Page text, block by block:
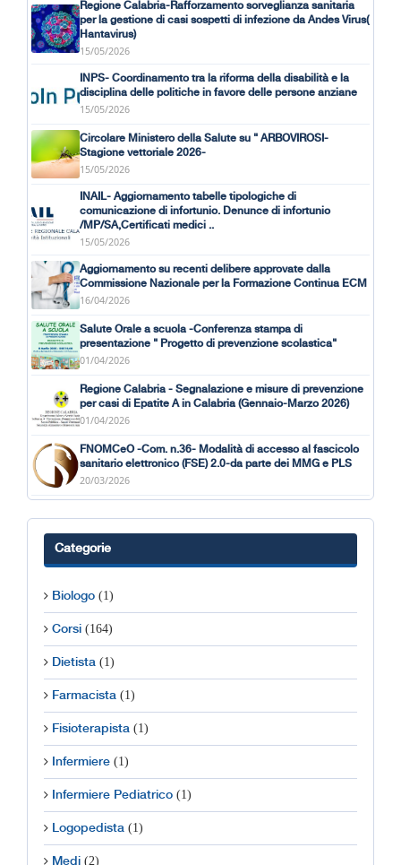
Regione Calabria-Rafforzamento sorveglianza sanitaria
per la gestione di casi sospetti di infezione da Andes Virus(
Hantavirus)
15/05/2026
INPS- Coordinamento tra la riforma della disabilità e la
disciplina delle politiche in favore delle persone anziane
15/05/2026
Circolare Ministero della Salute su " ARBOVIROSI-
Stagione vettoriale 2026-
15/05/2026
INAIL- Aggiornamento tabelle tipologiche di
comunicazione di infortunio. Denunce di infortunio
/MP/SA,Certificati medici ..
15/05/2026
Aggiornamento su recenti delibere approvate dalla
Commissione Nazionale per la Formazione Continua ECM
16/04/2026
Salute Orale a scuola -Conferenza stampa di
presentazione " Progetto di prevenzione scolastica"
01/04/2026
Regione Calabria - Segnalazione e misure di prevenzione
per casi di Epatite A in Calabria (Gennaio-Marzo 2026)
01/04/2026
FNOMCeO -Com. n.36- Modalità di accesso al fascicolo
sanitario elettronico (FSE) 2.0-da parte dei MMG e PLS
20/03/2026
Categorie
Biologo (1)
Corsi (164)
Dietista (1)
Farmacista (1)
Fisioterapista (1)
Infermiere (1)
Infermiere Pediatrico (1)
Logopedista (1)
Medi (2)